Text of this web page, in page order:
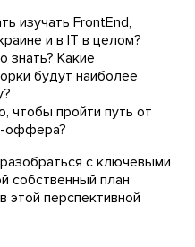
изучать FrontEnd,
и в IT в целом?
знать? Какие
будут наиболее
чтобы пройти путь от
оффера?
с ключевыми
собственный план
этой перспективной